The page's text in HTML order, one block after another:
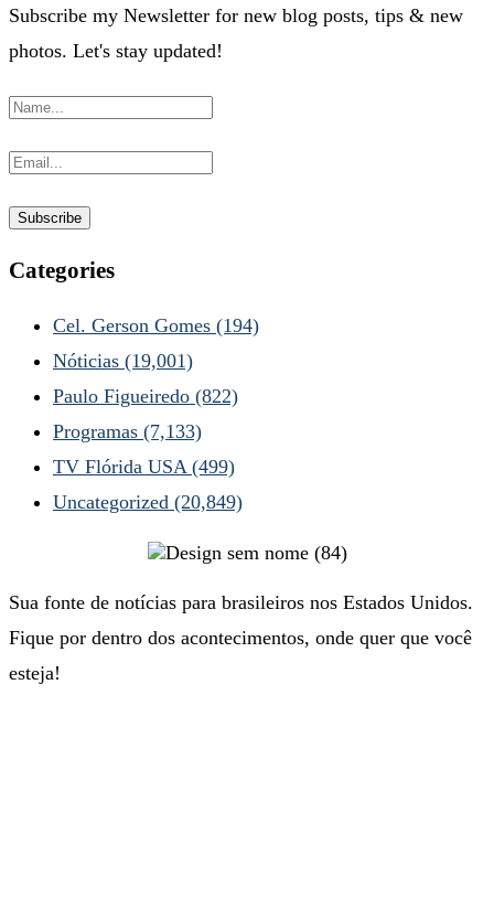
Subscribe my Newsletter for new blog posts, tips & new
photos. Let's stay updated!
Categories
Cel. Gerson Gomes (194)
Nóticias (19,001)
Paulo Figueiredo (822)
Programas (7,133)
TV Flórida USA (499)
Uncategorized (20,849)
Sua fonte de notícias para brasileiros nos Estados Unidos.
Fique por dentro dos acontecimentos, onde quer que você
esteja!